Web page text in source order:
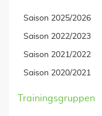
Saison 2025/2026
Saison 2022/2023
Saison 2021/2022
Saison 2020/2021
Trainingsgruppen